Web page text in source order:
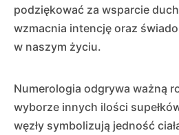
podziękować za wsparcie
wzmacnia intencję oraz
w naszym życiu.
Numerologia odgrywa ważną
wyborze innych ilości
węzły symbolizują jedność